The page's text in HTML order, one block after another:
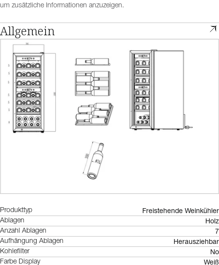
um zusätzliche Informationen anzuzeigen.
Allgemein
Produkttyp Freistehende Weinkühler
Ablagen Holz
Anzahl Ablagen 7
Aufhängung Ablagen Herausziehbar
Kohlefilter No
Farbe Display Weiß